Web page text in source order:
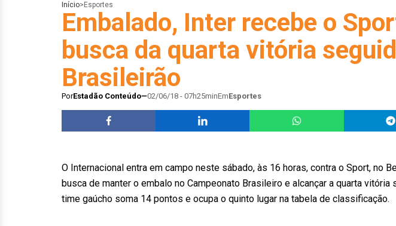
Início> Esportes
Embalado, Inter recebe o
busca da quarta vitória
Brasileirão
PorEstadão Conteúdo 02/06/18 - 07h25minEmEsportes
O Internacional entra em campo neste sábado, às 16 horas, contra o Sport, no
busca de manter o embalo no Campeonato Brasileiro e alcançar a quarta
time gaúcho soma 14 pontos e ocupa o quinto lugar na tabela de classificação.